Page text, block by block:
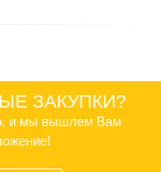
ЗАКУПКИ?
и мы вышлем Вам